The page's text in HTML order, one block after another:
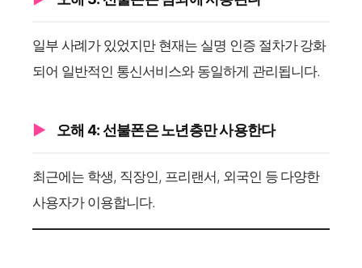
일부 사례가 있었지만 현재는 실명 인증 절차가 강화
되어 일반적인 통신서비스와 동일하게 관리됩니다.
오해 4: 선불폰은 노년층만 사용한다
최근에는 학생, 직장인, 프리랜서, 외국인 등 다양한
사용자가 이용합니다.